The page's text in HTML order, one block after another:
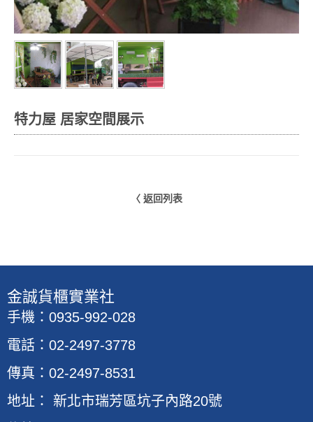
特力屋 居家空間展示
〈 返回列表
​金誠貨櫃實業社
手機：0935-992-028
電話：02-2497-3778
傳真：02-2497-8531
地址 ：
新北市瑞芳區坑子內路20號